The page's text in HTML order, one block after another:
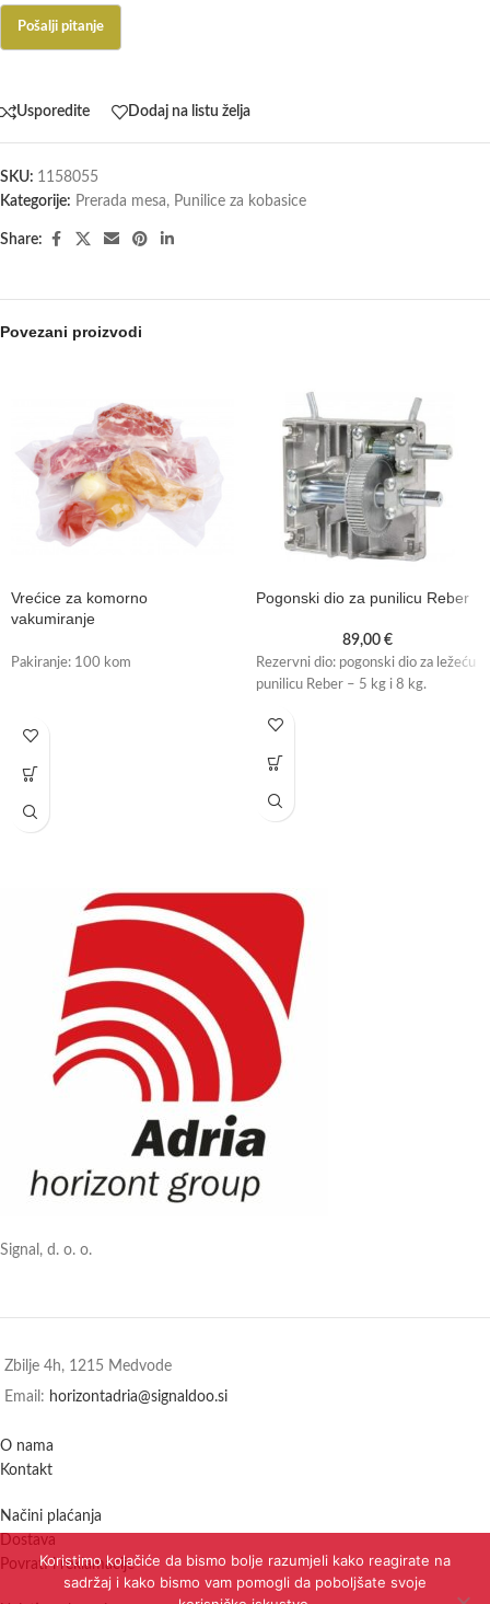
Usporedite Dodaj na listu želja
SKU: 1158055
Kategorije: Prerada mesa, Punilice za kobasice
Share:
Povezani proizvodi
Vrećice za komorno
vakumiranje
Pakiranje: 100 kom
Pogonski dio za punilicu Reber
89,00 €
Rezervni dio: pogonski dio za ležeću
punilicu Reber – 5 kg i 8 kg.
Signal, d. o. o.
Zbilje 4h, 1215 Medvode
Email: horizontadria@signaldoo.si
O nama
Kontakt
Načini plaćanja
Dostava
Povrati i reklamacije
Koristimo kolačiće da bismo bolje razumjeli kako reagirate na
sadržaj i kako bismo vam pomogli da poboljšate svoje